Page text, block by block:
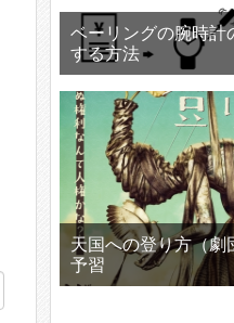
ベーリングの腕時計
する方法
天国への登り方（劇
予習